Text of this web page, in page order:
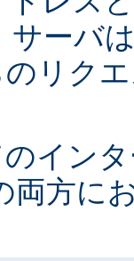
サーバ
リク
イン
両方に